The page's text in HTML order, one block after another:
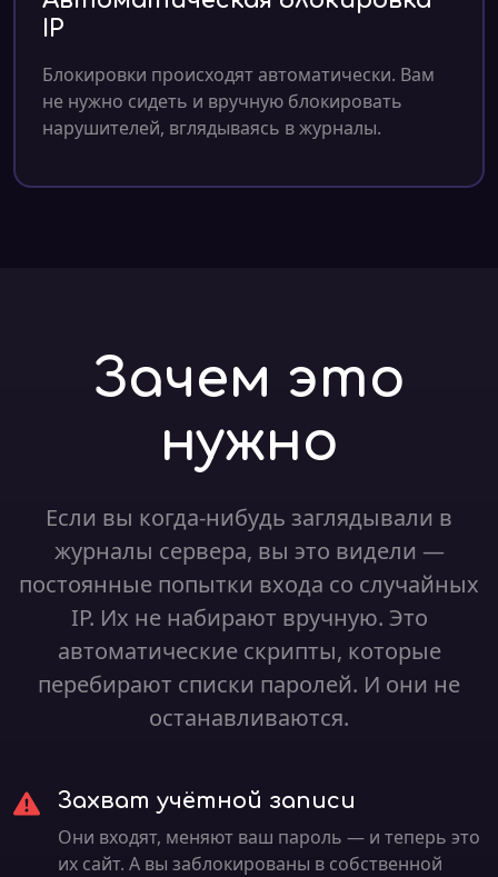
IP
Блокировки происходят автоматически. Вам
не нужно сидеть и вручную блокировать
нарушителей, вглядываясь в журналы.
Зачем это
нужно
Если вы когда-нибудь заглядывали в
журналы сервера, вы это видели —
постоянные попытки входа со случайных
IP. Их не набирают вручную. Это
автоматические скрипты, которые
перебирают списки паролей. И они не
останавливаются.
Захват учётной записи
Они входят, меняют ваш пароль — и теперь это
их сайт. А вы заблокированы в собственной